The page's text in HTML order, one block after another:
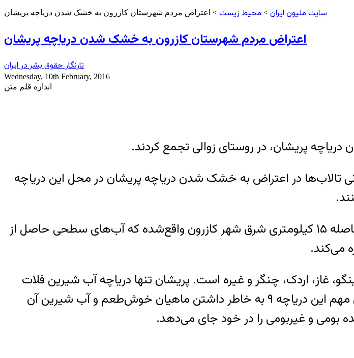
سایت ملیون ایران > محیط زیست > اعتراض مردم شهرستان کازرون به خشک شدن دریاچه پریشان
اعتراض مردم شهرستان کازرون به خشک شدن دریاچه پریشان
تارنگار حقوق بشر در ایران
Wednesday, 10th February, 2016
اندازه قلم متن
تالاب‌ها در اعتراض به خشک شدن دریاچه پریشان در محل این دریاچه
دریاچه پریشان کازرون بزرگ‌ترین دریاچه آب شیرین کشور است که در فاصله ۱۵ کیلومتری شرق شهر کازرون واقع‌شده که آب‌های سطحی حاصل از
غاز، اردک، چنگر و غیره است. پریشان تنها دریاچه آب شیرین فلات
ایران است که عمق آب آن از ۵/۳ تا ۵ متر گزارش‌شده است. ویژگی‌های مهم این دریاچه ۹ به خاطر داشتن ماهیان خوش‌طعم و آب شیرین آن